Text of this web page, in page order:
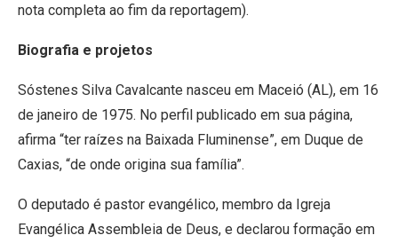
nota completa ao fim da reportagem).
Biografia e projetos
Sóstenes Silva Cavalcante nasceu em Maceió (AL), em 16
de janeiro de 1975. No perfil publicado em sua página,
afirma “ter raízes na Baixada Fluminense”, em Duque de
Caxias, “de onde origina sua família”.
O deputado é pastor evangélico, membro da Igreja
Evangélica Assembleia de Deus, e declarou formação em